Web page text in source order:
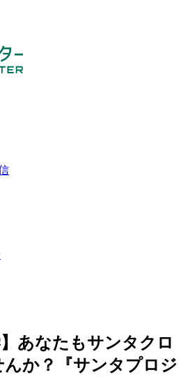
】あなたもサンタクロ
か？『サンタプロジ